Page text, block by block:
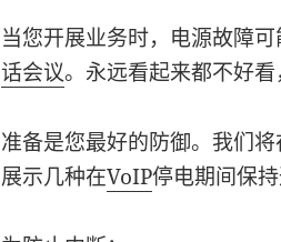
当您开展业务时，电源故障
话会议。永远看起来都不好看
准备是您最好的防御。我们
展示几种在VoIP停电期间保持